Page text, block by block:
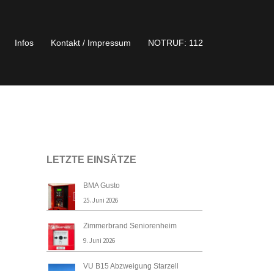
Infos Kontakt / Impressum NOTRUF: 112
LETZTE EINSÄTZE
BMA Gusto
25. Juni 2026
Zimmerbrand Seniorenheim
9. Juni 2026
VU B15 Abzweigung Starzell